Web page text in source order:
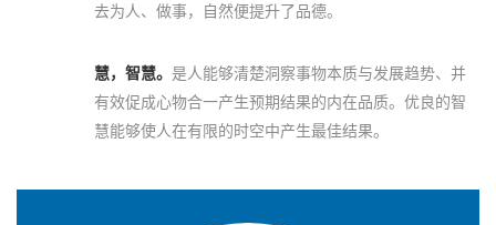
去为人、做事，自然便提升了品德。
慧，智慧。 是人能够清楚洞察事物本质与发展趋势、并
有效促成心物合一产生预期结果的内在品质。优良的智
慧能够使人在有限的时空中产生最佳结果。